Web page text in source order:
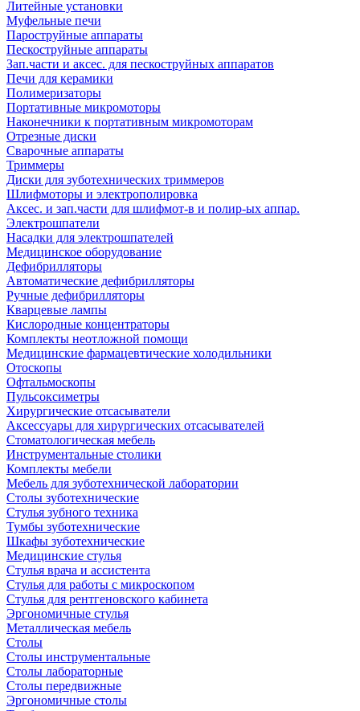
Литейные установки
Муфельные печи
Пароструйные аппараты
Пескоструйные аппараты
Зап.части и аксес. для пескоструйных аппаратов
Печи для керамики
Полимеризаторы
Портативные микромоторы
Наконечники к портативным микромоторам
Отрезные диски
Сварочные аппараты
Триммеры
Диски для зуботехнических триммеров
Шлифмоторы и электрополировка
Аксес. и зап.части для шлифмот-в и полир-ых аппар.
Электрошпатели
Насадки для электрошпателей
Медицинское оборудование
Дефибрилляторы
Автоматические дефибрилляторы
Ручные дефибрилляторы
Кварцевые лампы
Кислородные концентраторы
Комплекты неотложной помощи
Медицинские фармацевтические холодильники
Отоскопы
Офтальмоскопы
Пульсоксиметры
Хирургические отсасыватели
Аксессуары для хирургических отсасывателей
Стоматологическая мебель
Инструментальные столики
Комплекты мебели
Мебель для зуботехнической лаборатории
Столы зуботехнические
Стулья зубного техника
Тумбы зуботехнические
Шкафы зуботехнические
Медицинские стулья
Стулья врача и ассистента
Стулья для работы с микроскопом
Стулья для рентгеновского кабинета
Эргономичные стулья
Металлическая мебель
Столы
Столы инструментальные
Столы лабораторные
Столы передвижные
Эргономичные столы